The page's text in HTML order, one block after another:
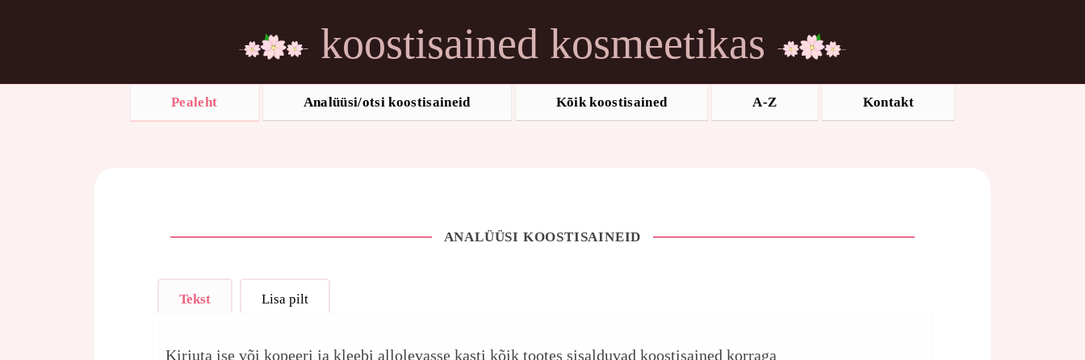
koostisained kosmeetikas
Pealeht Analüüsi/otsi koostisaineid Kõik koostisained A-Z Kontakt
ANALÜÜSI KOOSTISAINEID
Tekst Lisa pilt
Kirjuta ise või kopeeri ja kleebi allolevasse kasti kõik tootes sisalduvad koostisained korraga